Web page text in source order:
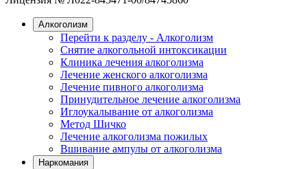
Алкоголизм
Перейти к разделу - Алкоголизм
Снятие алкогольной интоксикации
Клиника лечения алкоголизма
Лечение женского алкоголизма
Лечение пивного алкоголизма
Принудительное лечение алкоголизма
Иглоукалывание от алкоголизма
Метод Шичко
Лечение алкоголизма пожилых
Вшивание ампулы от алкоголизма
Наркомания